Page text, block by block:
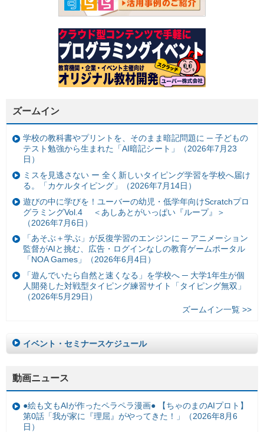
ズームイン
学校の教科書やプリントを、そのまま暗記問題に ─ 子どもの
テスト勉強から生まれた「AI暗記シート」（2026年7月23
日）
ミスを見逃さない ー 全く新しいタイピング学習を学校へ届け
る。「カケルタイピング」（2026年7月14日）
遊びの中に学びを！ユーバーの幼児・低学年向けScratchプロ
グラミングVol.4 ＜あしあとがいっぱい『ループ』＞
（2026年7月6日）
「あそぶ＋学ぶ」が反復学習のエンジンに ─ アニメーション
監督がAIと挑む、広告・ログインなしの教育ゲームポータル
「NOA Games」（2026年6月4日）
「遊んでいたら自然と速くなる」を学校へ ─ 大学1年生が個
人開発した対戦型タイピング練習サイト「タイピング無双」
（2026年5月29日）
ズームイン一覧 >>
イベント・セミナースケジュール
動画ニュース
●絵も文もAIが作ったペラペラ漫画● 【ちゃのまのAIプロト】
第0話「我が家に『理屈』がやってきた！」（2026年8月6
日）